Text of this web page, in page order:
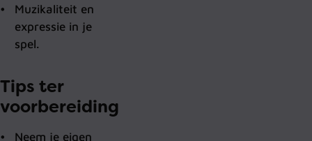
Muzikaliteit en
expressie in je
spel.
Tips ter
voorbereiding
Neem je eigen